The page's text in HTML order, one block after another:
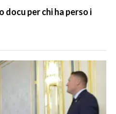
docu per chi ha perso i